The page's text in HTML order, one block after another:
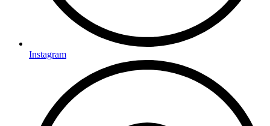
Instagram